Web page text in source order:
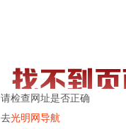
请检查网址是否正确
去光明网导航